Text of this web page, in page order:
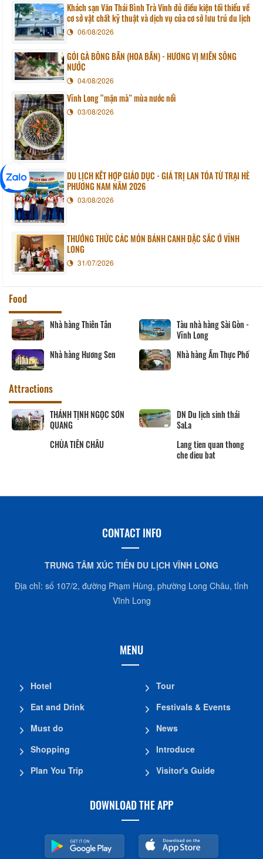
Khách sạn Văn Thái Bình Trà Vinh đủ điều kiện tối thiểu về
cơ sở vật chất kỹ thuật và dịch vụ của cơ sở lưu trú du lịch
06/08/2026
GỎI GÀ BÔNG BẦN (HOA BẦN) - HƯƠNG VỊ MIỀN SÔNG
NƯỚC
04/08/2026
Vĩnh Long “mặn mà” mùa nước nổi
03/08/2026
DU LỊCH KẾT HỢP GIÁO DỤC - GIÁ TRỊ LAN TỎA TỪ TRẠI HÈ
PHƯƠNG NAM NĂM 2026
03/08/2026
THƯỞNG THỨC CÁC MÓN BÁNH CANH ĐẶC SẮC Ở VĨNH
LONG
31/07/2026
Food
Nhà hàng Thiên Tân
Tàu nhà hàng Sài Gòn -
Vĩnh Long
Nhà hàng Hương Sen
Nhà hàng Ẩm Thực Phố
Attractions
THÁNH TỊNH NGỌC SƠN
QUANG
DN Du lịch sinh thái
SaLa
CHÙA TIÊN CHÂU
Lang tien quan thong
che dieu bat
CONTACT INFO
TRUNG TÂM XÚC TIẾN DU LỊCH VĨNH LONG
Địa chỉ: số 107/2, đường Phạm Hùng, phường Long Châu, tỉnh
Vĩnh Long
MENU
Hotel
Eat and Drink
Must do
Shopping
Plan You Trip
Tour
Festivals & Events
News
Introduce
Visitor's Guide
DOWNLOAD THE APP